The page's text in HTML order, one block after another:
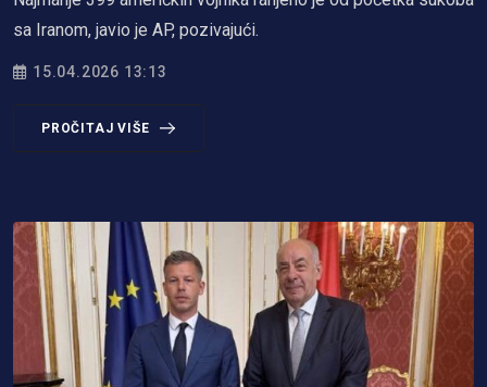
sa Iranom, javio je AP, pozivajući.
15.04.2026 13:13
PROČITAJ VIŠE